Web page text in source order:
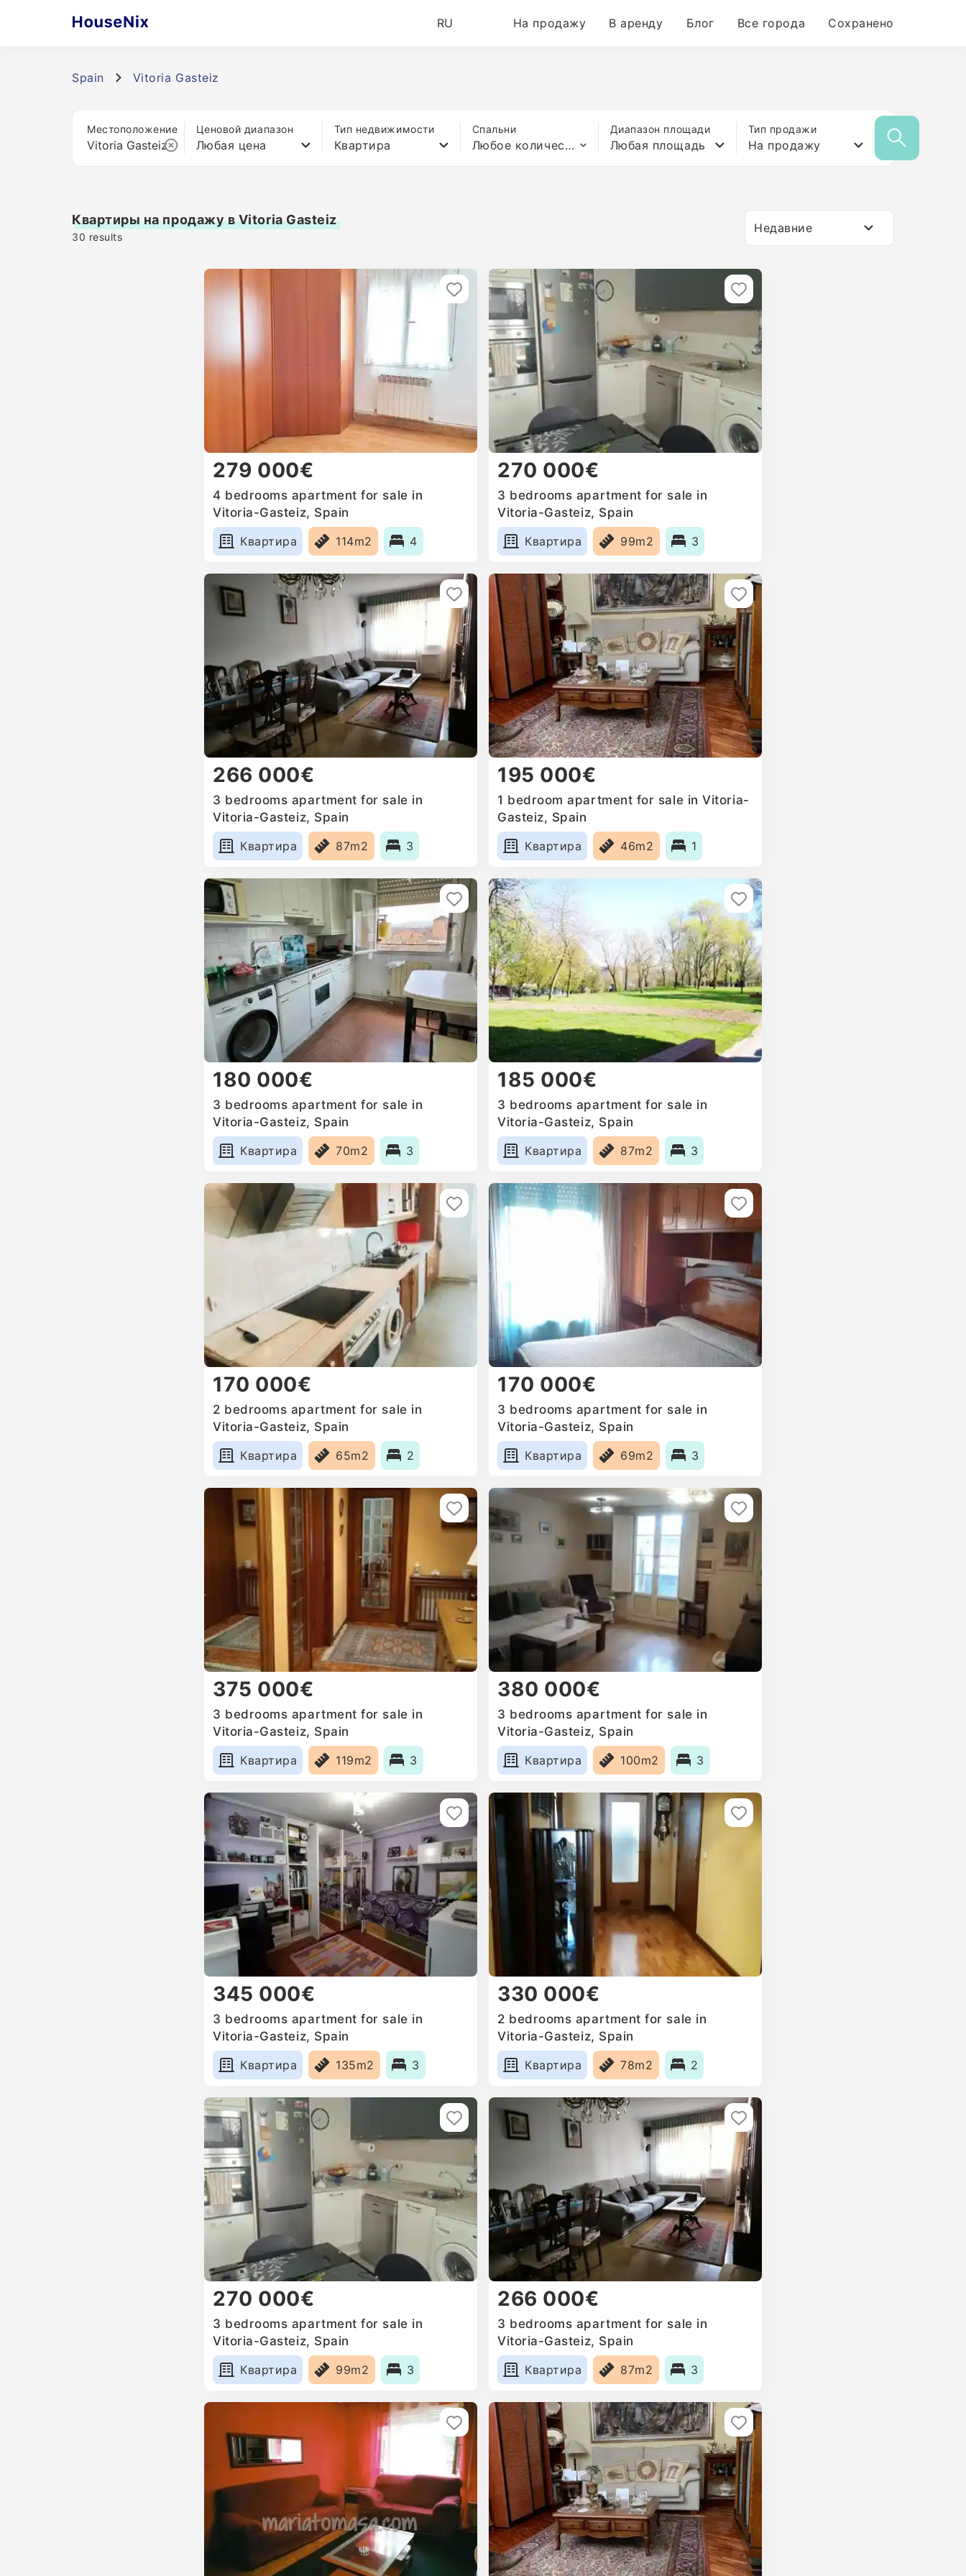
RU На продажу В аренду Блог Все города Сохранено
Spain Vitoria Gasteiz
Местоположение Ценовой диапазон
Любая цена
Тип недвижимости
Квартира
Спальни
Любое количество спален
Диапазон площади
Любая площадь
Тип продажи
На продажу
Квартиры на продажу в Vitoria Gasteiz
30 results
Недавние
279 000€
4 bedrooms apartment for sale in
Vitoria-Gasteiz, Spain
Квартира
114m2 4
270 000€
3 bedrooms apartment for sale in
Vitoria-Gasteiz, Spain
Квартира
99m2 3
266 000€
3 bedrooms apartment for sale in
Vitoria-Gasteiz, Spain
Квартира
87m2 3
195 000€
1 bedroom apartment for sale in Vitoria-
Gasteiz, Spain
Квартира
46m2 1
180 000€
3 bedrooms apartment for sale in
Vitoria-Gasteiz, Spain
Квартира
70m2 3
185 000€
3 bedrooms apartment for sale in
Vitoria-Gasteiz, Spain
Квартира
87m2 3
170 000€
2 bedrooms apartment for sale in
Vitoria-Gasteiz, Spain
Квартира
65m2 2
170 000€
3 bedrooms apartment for sale in
Vitoria-Gasteiz, Spain
Квартира
69m2 3
375 000€
3 bedrooms apartment for sale in
Vitoria-Gasteiz, Spain
Квартира
119m2 3
380 000€
3 bedrooms apartment for sale in
Vitoria-Gasteiz, Spain
Квартира
100m2 3
345 000€
3 bedrooms apartment for sale in
Vitoria-Gasteiz, Spain
Квартира
135m2 3
330 000€
2 bedrooms apartment for sale in
Vitoria-Gasteiz, Spain
Квартира
78m2 2
270 000€
3 bedrooms apartment for sale in
Vitoria-Gasteiz, Spain
Квартира
99m2 3
266 000€
3 bedrooms apartment for sale in
Vitoria-Gasteiz, Spain
Квартира
87m2 3